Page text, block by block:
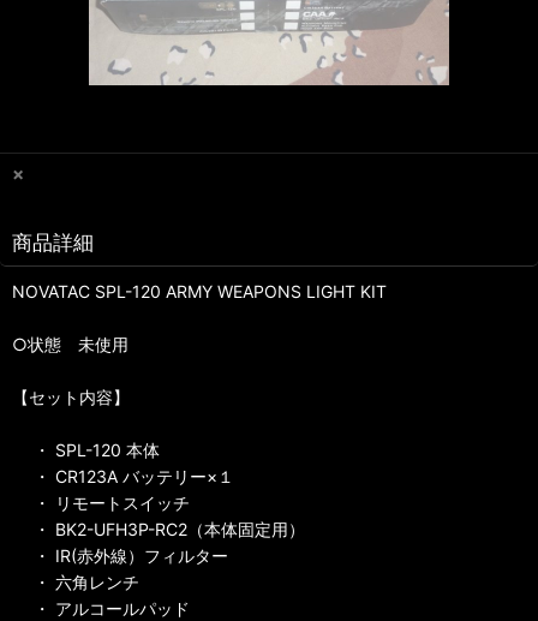
×
商品詳細
NOVATAC SPL-120 ARMY WEAPONS LIGHT KIT
○状態 未使用
【セット内容】
・ SPL-120 本体
・ CR123A バッテリー×１
・ リモートスイッチ
・ BK2-UFH3P-RC2（本体固定用）
・ IR(赤外線）フィルター
・ 六角レンチ
・ アルコールパッド